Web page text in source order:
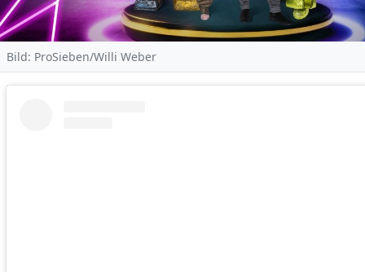
Bild: ProSieben/Willi Weber